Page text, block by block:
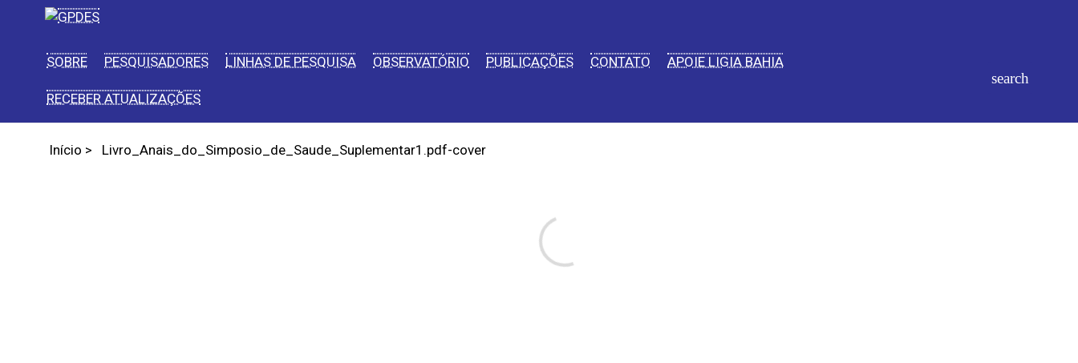
SOBRE PESQUISADORES LINHAS DE PESQUISA OBSERVATÓRIO PUBLICAÇÕES CONTATO APOIE LIGIA BAHIA
RECEBER ATUALIZAÇÕES
Início > Livro_Anais_do_Simposio_de_Saude_Suplementar1.pdf-cover